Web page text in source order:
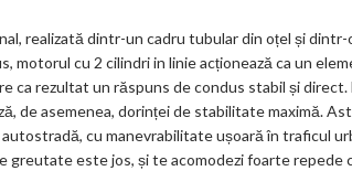
realizată dintr-un cadru tubular din oțel și
motorul cu 2 cilindri in linie acționează ca un
ca rezultat un răspuns de condus stabil și direct.
de asemenea, dorinței de stabilitate maximă.
cu manevrabilitate ușoară în traficul
este jos, și te acomodezi foarte repede